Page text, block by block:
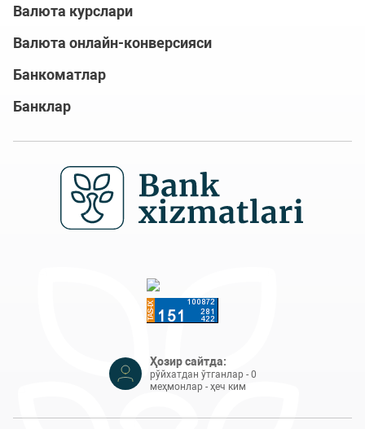
Валюта курслари
Валюта онлайн-конверсияси
Банкоматлар
Банклар
Ҳозир сайтда:
рўйхатдан ўтганлар - 0
меҳмонлар - ҳеч ким